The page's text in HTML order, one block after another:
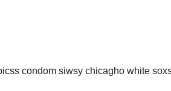
condom siwsy chicagho white